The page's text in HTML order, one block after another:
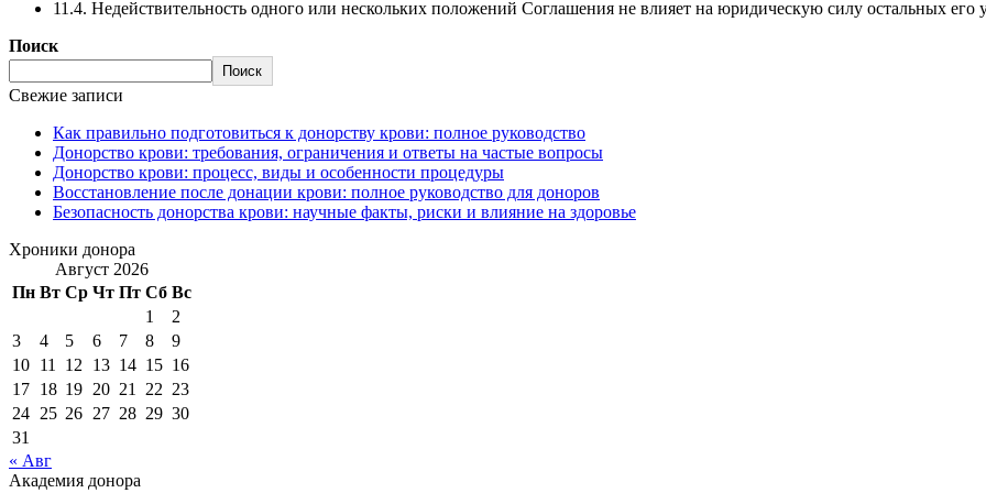
11.4. Недействительность одного или нескольких положений Соглашения не влияет на юридическую силу остальных его
Поиск
Поиск
Свежие записи
Как правильно подготовиться к донорству крови: полное руководство
Донорство крови: требования, ограничения и ответы на частые вопросы
Донорство крови: процесс, виды и особенности процедуры
Восстановление после донации крови: полное руководство для доноров
Безопасность донорства крови: научные факты, риски и влияние на здоровье
Хроники донора
Август 2026
Пн Вт Ср Чт Пт Сб Вс
1
2
3
4 5 6 7 8
9
10 11 12 13 14 15 16
17 18 19 20 21 22 23
24 25 26 27 28 29 30
31
« Авг
Академия донора